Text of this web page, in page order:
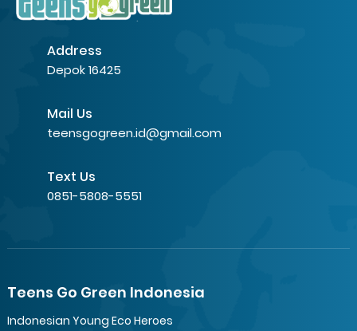
Address
Depok 16425
Mail Us
teensgogreen.id@gmail.com
Text Us
0851-5808-5551
Teens Go Green Indonesia
Indonesian Young Eco Heroes